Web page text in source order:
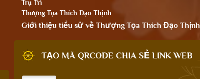
Trụ Trì
Thượng Tọa Thích Đạo Thịnh
Giới thiệu tiểu sử về Thượng Tọa Thích Đạo Thịnh
TẠO MÃ QRCODE CHIA SẺ LINK WEB